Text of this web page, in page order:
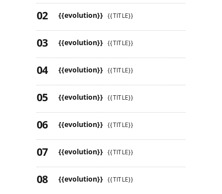
{{evolution}} {{TITLE}}
{{evolution}} {{TITLE}}
{{evolution}} {{TITLE}}
{{evolution}} {{TITLE}}
{{evolution}} {{TITLE}}
{{evolution}} {{TITLE}}
{{evolution}} {{TITLE}}